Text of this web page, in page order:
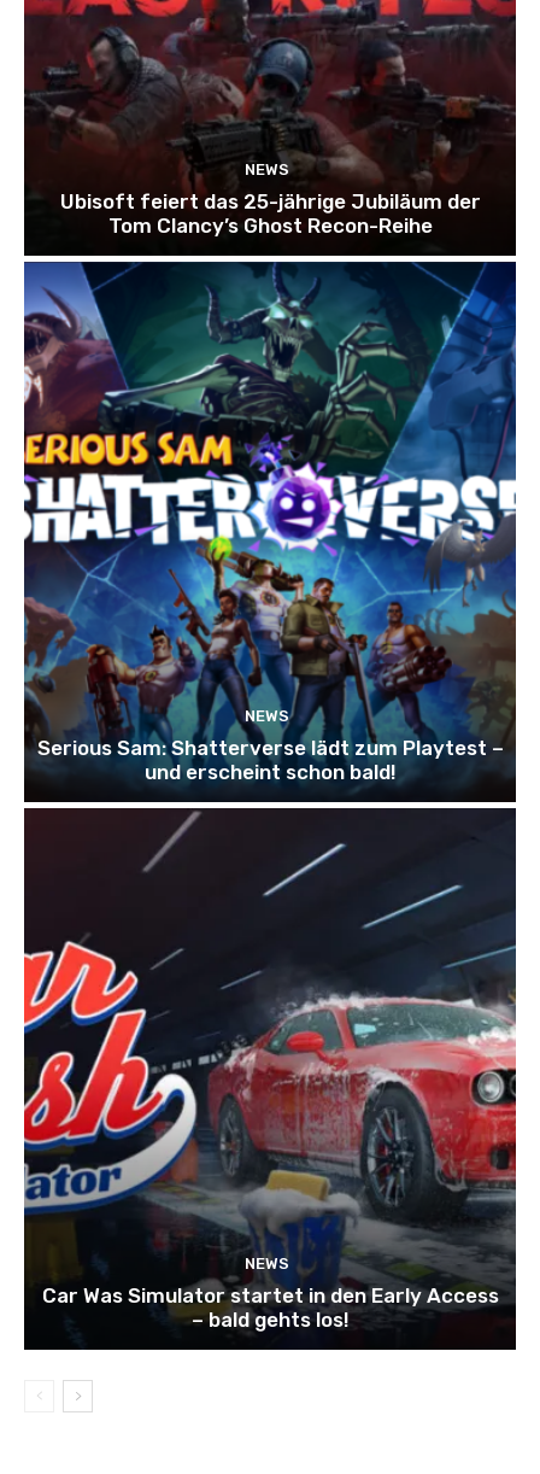
NEWS
Ubisoft feiert das 25-jährige Jubiläum der
Tom Clancy’s Ghost Recon-Reihe
NEWS
Serious Sam: Shatterverse lädt zum Playtest –
und erscheint schon bald!
NEWS
Car Was Simulator startet in den Early Access
– bald gehts los!